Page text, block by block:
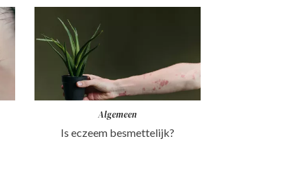
Algemeen
Is eczeem besmettelijk?